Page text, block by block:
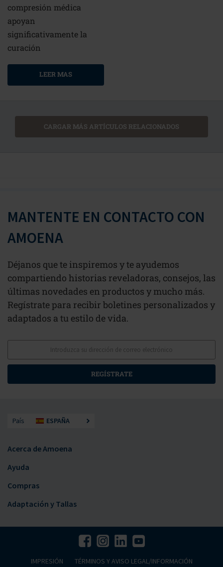
compresión médica
apoyan
significativamente la
curación
LEER MAS
CARGAR MÁS ARTÍCULOS RELACIONADOS
MANTENTE EN CONTACTO CON
AMOENA
Déjanos que te inspiremos y te ayudemos
compartiendo historias reveladoras, consejos, las
últimas novedades en productos y mucho más.
Regístrate para recibir boletines personalizados y
adaptados a tu estilo de vida.
REGÍSTRATE
País ESPAÑA
Acerca de Amoena
Ayuda
Compras
Adaptación y Tallas
IMPRESIÓN TÉRMINOS Y AVISO LEGAL/INFORMACIÓN